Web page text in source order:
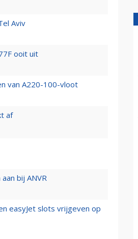
Aviv
ooit uit
van A220-100-vloot
af
bij ANVR
easyJet slots vrijgeven op